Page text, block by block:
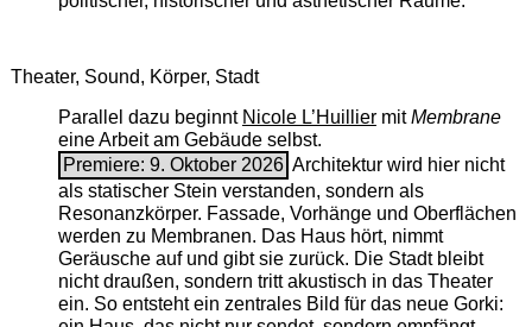
Theater, Sound, Körper, Stadt
Parallel dazu beginnt Nicole L’Huilliermit ­Membrane
eine Arbeit am Gebäude selbst.
Premiere: 9. Oktober 2026 Architektur wird hier nicht
als statischer Stein verstanden, sondern als
Resonanzkörper. Fassade, Vorhänge und Oberflächen
werden zu Membranen. Das Haus hört, nimmt
Geräusche auf und gibt sie zurück. Die Stadt bleibt
nicht draußen, sondern tritt akustisch in das Theater
ein. So entsteht ein zentrales Bild für das neue Gorki: